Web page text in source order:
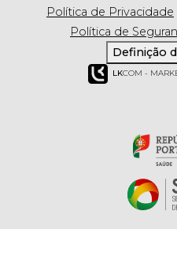
Política de Privacidade
Política de
Definição
LKCOM -